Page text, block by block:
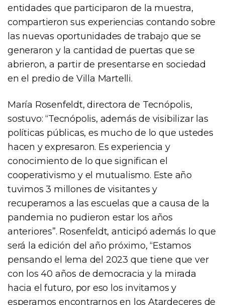
entidades que participaron de la muestra,
compartieron sus experiencias contando sobre
las nuevas oportunidades de trabajo que se
generaron y la cantidad de puertas que se
abrieron, a partir de presentarse en sociedad
en el predio de Villa Martelli.
María Rosenfeldt, directora de Tecnópolis,
sostuvo: “Tecnópolis, además de visibilizar las
políticas públicas, es mucho de lo que ustedes
hacen y expresaron. Es experiencia y
conocimiento de lo que significan el
cooperativismo y el mutualismo. Este año
tuvimos 3 millones de visitantes y
recuperamos a las escuelas que a causa de la
pandemia no pudieron estar los años
anteriores”. Rosenfeldt, anticipó además lo que
será la edición del año próximo, “Estamos
pensando el lema del 2023 que tiene que ver
con los 40 años de democracia y la mirada
hacia el futuro, por eso los invitamos y
esperamos encontrarnos en los Atardeceres de